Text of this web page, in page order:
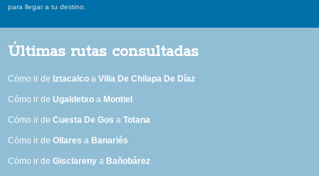
para llegar a tu destino.
Últimas rutas consultadas
Cómo ir de Iztacalco aVilla De Chilapa De Díaz
Cómo ir deUgaldetxo a Montiel
Cómo ir deCuesta De Gos aTotana
Cómo ir deOllares a Banariés
Cómo ir deGisclareny a Bañobárez